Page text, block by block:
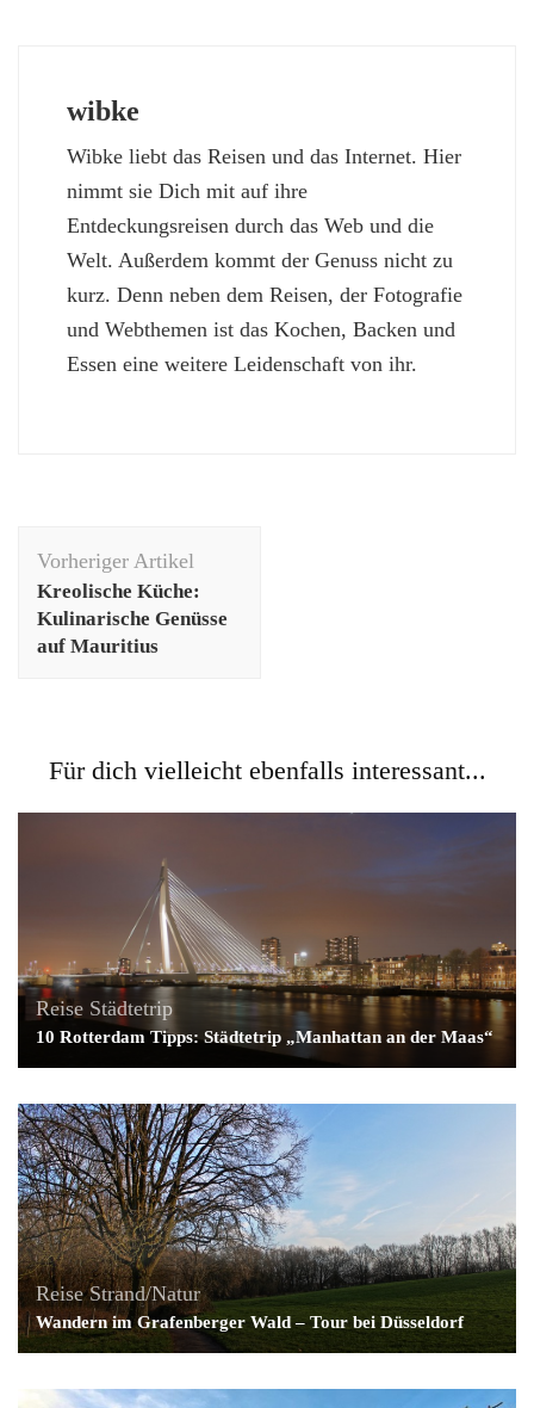
wibke
Wibke liebt das Reisen und das Internet. Hier
nimmt sie Dich mit auf ihre
Entdeckungsreisen durch das Web und die
Welt. Außerdem kommt der Genuss nicht zu
kurz. Denn neben dem Reisen, der Fotografie
und Webthemen ist das Kochen, Backen und
Essen eine weitere Leidenschaft von ihr.
Vorheriger Artikel
Kreolische Küche:
Kulinarische Genüsse
auf Mauritius
Für dich vielleicht ebenfalls interessant...
Reise Städtetrip
10 Rotterdam Tipps: Städtetrip „Manhattan an der Maas“
Reise Strand/Natur
Wandern im Grafenberger Wald – Tour bei Düsseldorf